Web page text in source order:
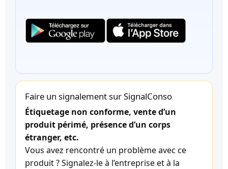
Faire un signalement sur SignalConso
Étiquetage non conforme, vente d’un
produit périmé, présence d’un corps
étranger, etc.
Vous avez rencontré un problème avec ce
produit ? Signalez-le à l’entreprise et à la